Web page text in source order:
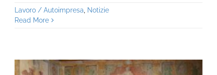
Lavoro / Autoimpresa
Notizie
Read More